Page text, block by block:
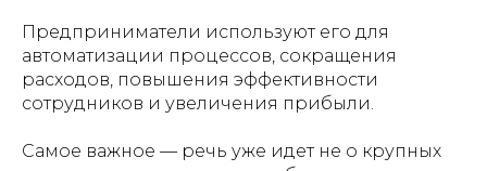
Предприниматели используют его для
автоматизации процессов, сокращения
расходов, повышения эффективности
сотрудников и увеличения прибыли.
Самое важное — речь уже идет не о крупных